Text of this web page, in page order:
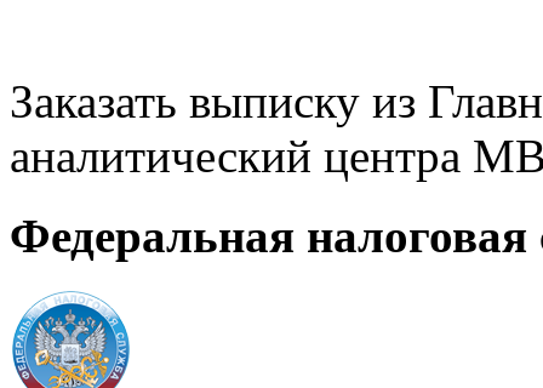
Заказать выписку из
аналитический центра
Федеральная налоговая